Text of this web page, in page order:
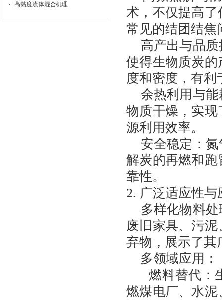
高黏度流体混合机理
术，不仅提高
常见的结团结焦
高产出与品
使得生物质炭
度和密度，有利
余热利用与
物质干燥，实
源利用效率。
安全稳定：
解炭的再燃和
靠性。
2. 广泛适应性与
多样化物料
废旧家具、污
弃物，展示了其
多领域应用：
燃料替代：
燃煤电厂、水